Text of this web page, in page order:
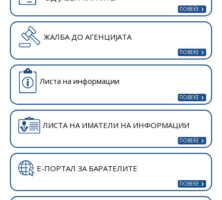
ЖАЛБА ДО АГЕНЦИЈАТА
Листа на информации
ЛИСТА НА ИМАТЕЛИ НА ИНФОРМАЦИИ
Е-ПОРТАЛ ЗА БАРАТЕЛИТЕ